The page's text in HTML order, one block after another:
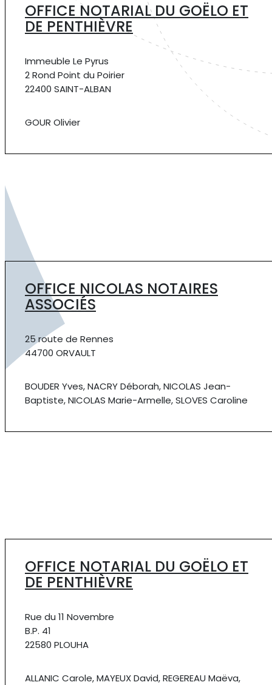
OFFICE NOTARIAL DU GOËLO ET
DE PENTHIÈVRE
Immeuble Le Pyrus
2 Rond Point du Poirier
22400 SAINT-ALBAN
GOUR Olivier
OFFICE NICOLAS NOTAIRES
ASSOCIÉS
25 route de Rennes
44700 ORVAULT
BOUDER Yves, NACRY Déborah, NICOLAS Jean-
Baptiste, NICOLAS Marie-Armelle, SLOVES Caroline
OFFICE NOTARIAL DU GOËLO ET
DE PENTHIÈVRE
Rue du 11 Novembre
B.P. 41
22580 PLOUHA
ALLANIC Carole, MAYEUX David, REGEREAU Maëva,